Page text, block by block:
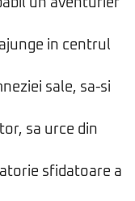
un aventurier
in centrul
sale, sa-si
sa urce din
sfidatoare a